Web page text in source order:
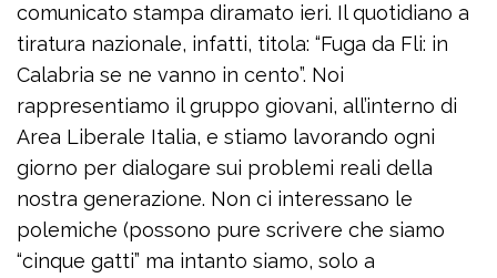
comunicato stampa diramato ieri. Il quotidiano a
tiratura nazionale, infatti, titola: “Fuga da Fli: in
Calabria se ne vanno in cento”. Noi
rappresentiamo il gruppo giovani, all’interno di
Area Liberale Italia, e stiamo lavorando ogni
giorno per dialogare sui problemi reali della
nostra generazione. Non ci interessano le
polemiche (possono pure scrivere che siamo
“cinque gatti” ma intanto siamo, solo a